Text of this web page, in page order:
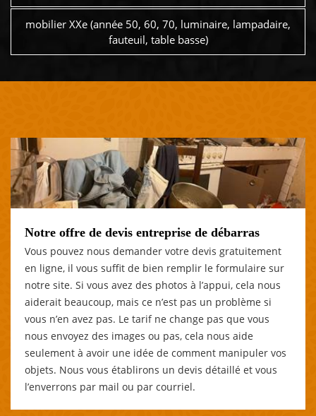
mobilier XXe (année 50, 60, 70, luminaire, lampadaire,
fauteuil, table basse)
Notre offre de devis entreprise de débarras
Vous pouvez nous demander votre devis gratuitement
en ligne, il vous suffit de bien remplir le formulaire sur
notre site. Si vous avez des photos à l’appui, cela nous
aiderait beaucoup, mais ce n’est pas un problème si
vous n’en avez pas. Le tarif ne change pas que vous
nous envoyez des images ou pas, cela nous aide
seulement à avoir une idée de comment manipuler vos
objets. Nous vous établirons un devis détaillé et vous
l’enverrons par mail ou par courriel.